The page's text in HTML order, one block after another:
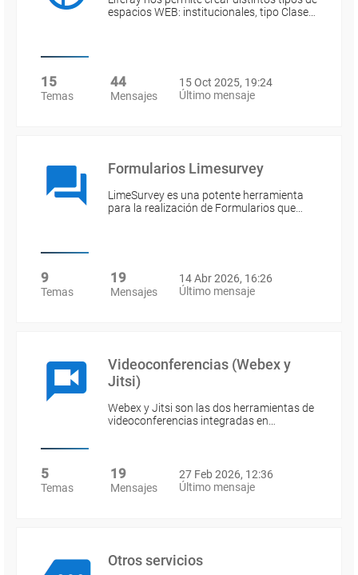
espacios WEB: institucionales, tipo Clase…
15
Temas
44
Mensajes
15 Oct 2025, 19:24
Último mensaje
Formularios Limesurvey
LimeSurvey es una potente herramienta
para la realización de Formularios que…
9
Temas
19
Mensajes
14 Abr 2026, 16:26
Último mensaje
Videoconferencias (Webex y
Jitsi)
Webex y Jitsi son las dos herramientas de
videoconferencias integradas en…
5
Temas
19
Mensajes
27 Feb 2026, 12:36
Último mensaje
Otros servicios